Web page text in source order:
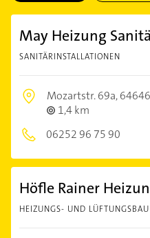
May Heizung
SANITÄRINSTALLATIONEN
Mozartstr. 69a,
1,4 km
06252 96 75 90
Höfle Rainer
HEIZUNGS- UND LÜFTUNGSBAU